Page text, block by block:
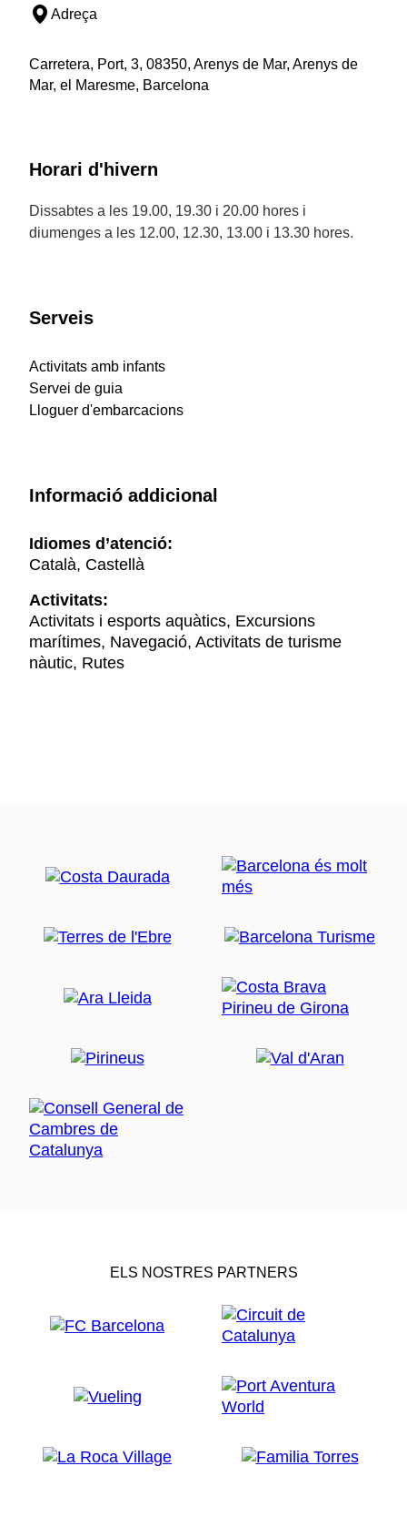
Adreça
Carretera, Port, 3, 08350, Arenys de Mar, Arenys de
Mar, el Maresme, Barcelona
Horari d'hivern
Dissabtes a les 19.00, 19.30 i 20.00 hores i
diumenges a les 12.00, 12.30, 13.00 i 13.30 hores.
Serveis
Activitats amb infants
Servei de guia
Lloguer d'embarcacions
Informació addicional
Idiomes d’atenció:
Català, Castellà
Activitats:
Activitats i esports aquàtics, Excursions
marítimes, Navegació, Activitats de turisme
nàutic, Rutes
ELS NOSTRES PARTNERS